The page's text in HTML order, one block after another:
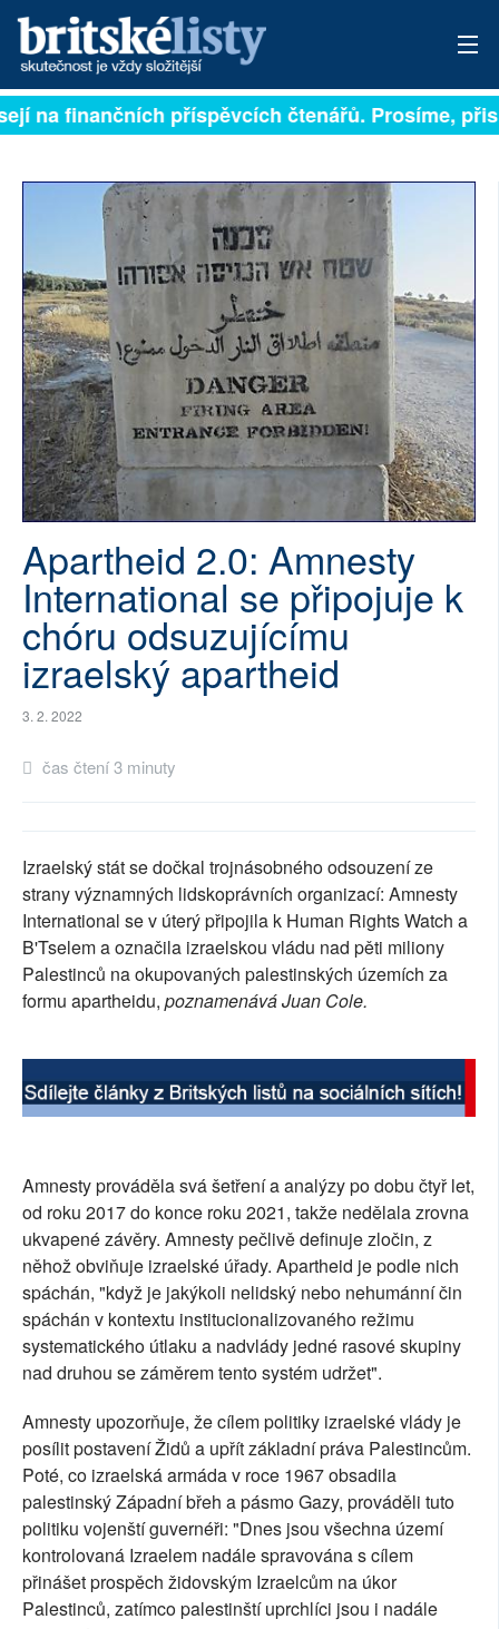
PŘIHLÁSIT
ROZHOVORY
TÉMATA
NEJČTENĚJŠÍ ZA 7 DNÍ
AUTOŘI
PŘÍSPĚVKY NA PROVOZ
SOCIÁLNÍ SÍTĚ
RUBRIKY
PLNÁ VERZE STRÁNEK
na finančních příspěvcích čtenářů. Prosíme,
Apartheid 2.0: Amnesty
International se připojuje k
chóru odsuzujícímu
izraelský apartheid
3. 2. 2022
čas čtení 3 minuty
Izraelský stát se dočkal trojnásobného odsouzení ze
strany významných lidskoprávních organizací: Amnesty
International se v úterý připojila k Human Rights Watch a
B'Tselem a označila izraelskou vládu nad pěti miliony
Palestinců na okupovaných palestinských územích za
formu apartheidu, poznamenává Juan Cole.
Amnesty prováděla svá šetření a analýzy po dobu čtyř let,
od roku 2017 do konce roku 2021, takže nedělala zrovna
ukvapené závěry. Amnesty pečlivě definuje zločin, z
něhož obviňuje izraelské úřady. Apartheid je podle nich
spáchán, "když je jakýkoli nelidský nebo nehumánní čin
spáchán v kontextu institucionalizovaného režimu
systematického útlaku a nadvlády jedné rasové skupiny
nad druhou se záměrem tento systém udržet".
Amnesty upozorňuje, že cílem politiky izraelské vlády je
posílit postavení Židů a upřít základní práva Palestincům.
Poté, co izraelská armáda v roce 1967 obsadila
palestinský Západní břeh a pásmo Gazy, prováděli tuto
politiku vojenští guvernéři: "Dnes jsou všechna území
kontrolovaná Izraelem nadále spravována s cílem
přinášet prospěch židovským Izraelcům na úkor
Palestinců, zatímco palestinští uprchlíci jsou i nadále